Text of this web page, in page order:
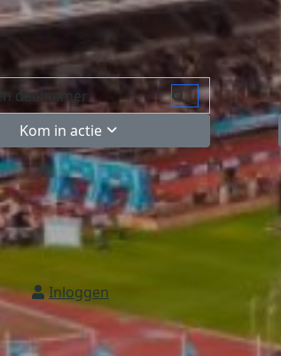
Kom in actie
Inloggen